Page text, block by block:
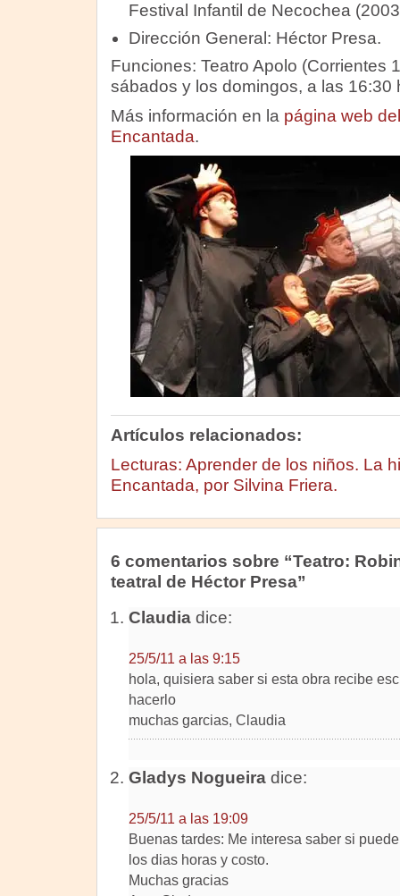
Festival Infantil de Necochea
Dirección General: Héctor Presa.
Funciones: Teatro Apolo (Corrientes
sábados y los domingos, a las 16:30
Más información en la página web
Encantada.
Artículos relacionados:
Lecturas: Aprender de los niños. La
Encantada, por Silvina Friera.
6 comentarios sobre “Teatro:
teatral de Héctor Presa”
Claudiadice:
25/5/11 a las 9:15
hola, quisiera saber si esta obra recibe
hacerlo
muchas garcias, Claudia
Gladys Nogueiradice:
25/5/11 a las 19:09
Buenas tardes: Me interesa saber si
los dias horas y costo.
Muchas gracias